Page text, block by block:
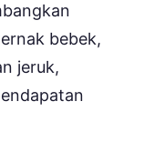
bebek,
jeruk,